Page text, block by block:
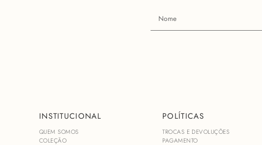
INSTITUCIONAL
QUEM SOMOS
COLEÇÃO
POLÍTICAS
TROCAS E DEVOLUÇÕES
PAGAMENTO